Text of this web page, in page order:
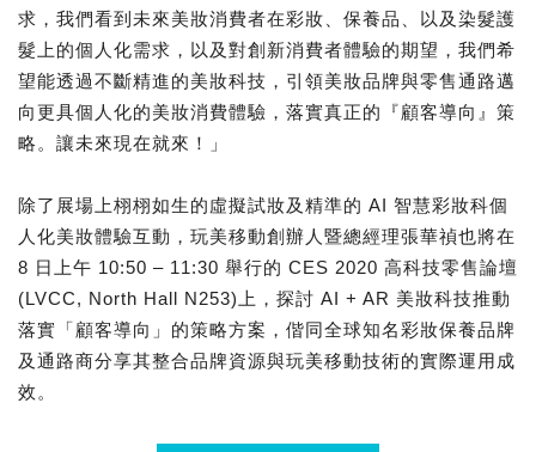
求，我們看到未來美妝消費者在彩妝、保養品、以及染髮護
髮上的個人化需求，以及對創新消費者體驗的期望，我們希
望能透過不斷精進的美妝科技，引領美妝品牌與零售通路邁
向更具個人化的美妝消費體驗，落實真正的『顧客導向』策
略。讓未來現在就來！」
除了展場上栩栩如生的虛擬試妝及精準的 AI 智慧彩妝科個
人化美妝體驗互動，玩美移動創辦人暨總經理張華禎也將在
8 日上午 10:50 – 11:30 舉行的 CES 2020 高科技零售論壇
(LVCC, North Hall N253)上，探討 AI + AR 美妝科技推動
落實「顧客導向」的策略方案，偕同全球知名彩妝保養品牌
及通路商分享其整合品牌資源與玩美移動技術的實際運用成
效。